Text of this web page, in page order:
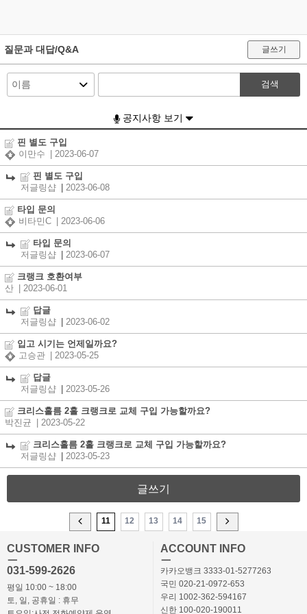
질문과 대답/Q&A 글쓰기
검색
공지사항 보기
핀 별도 구입
이만수
| 2023-06-07
핀 별도 구입
저글링샵
2023-06-08
타입 문의
비타민C
| 2023-06-06
타입 문의
저글링샵
2023-06-07
크랭크 호환여부
산
| 2023-06-01
답글
저글링샵
2023-06-02
입고 시기는 언제일까요?
고승관
| 2023-05-25
답글
저글링샵
2023-05-26
크리스홀름 2홀 크랭크로 교체 구입 가능할까요?
박진균
| 2023-05-22
크리스홀름 2홀 크랭크로 교체 구입 가능할까요?
저글링샵
2023-05-23
글쓰기
11 12 13 14 15
CUSTOMER INFO
ㅡ
031-599-2626
평일 10:00 ~ 18:00
토, 일, 공휴일 : 휴무
ACCOUNT INFO
ㅡ
카카오뱅크 3333-01-5277263
국민 020-21-0972-653
우리 1002-362-594167
신한 100-020-190011